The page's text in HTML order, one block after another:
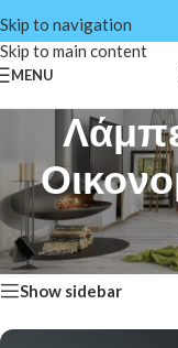
Skip to navigation
Skip to main content
MENU
Αρχική σελίδα/ Shop/
Βλέπετε 1–12 από 24
Show sidebar